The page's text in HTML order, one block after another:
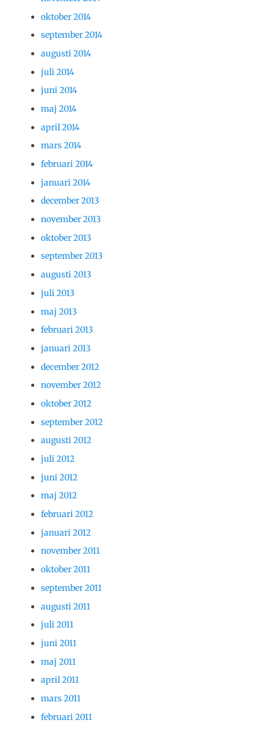
oktober 2014
september 2014
augusti 2014
juli 2014
juni 2014
maj 2014
april 2014
mars 2014
februari 2014
januari 2014
december 2013
november 2013
oktober 2013
september 2013
augusti 2013
juli 2013
maj 2013
februari 2013
januari 2013
december 2012
november 2012
oktober 2012
september 2012
augusti 2012
juli 2012
juni 2012
maj 2012
februari 2012
januari 2012
november 2011
oktober 2011
september 2011
augusti 2011
juli 2011
juni 2011
maj 2011
april 2011
mars 2011
februari 2011